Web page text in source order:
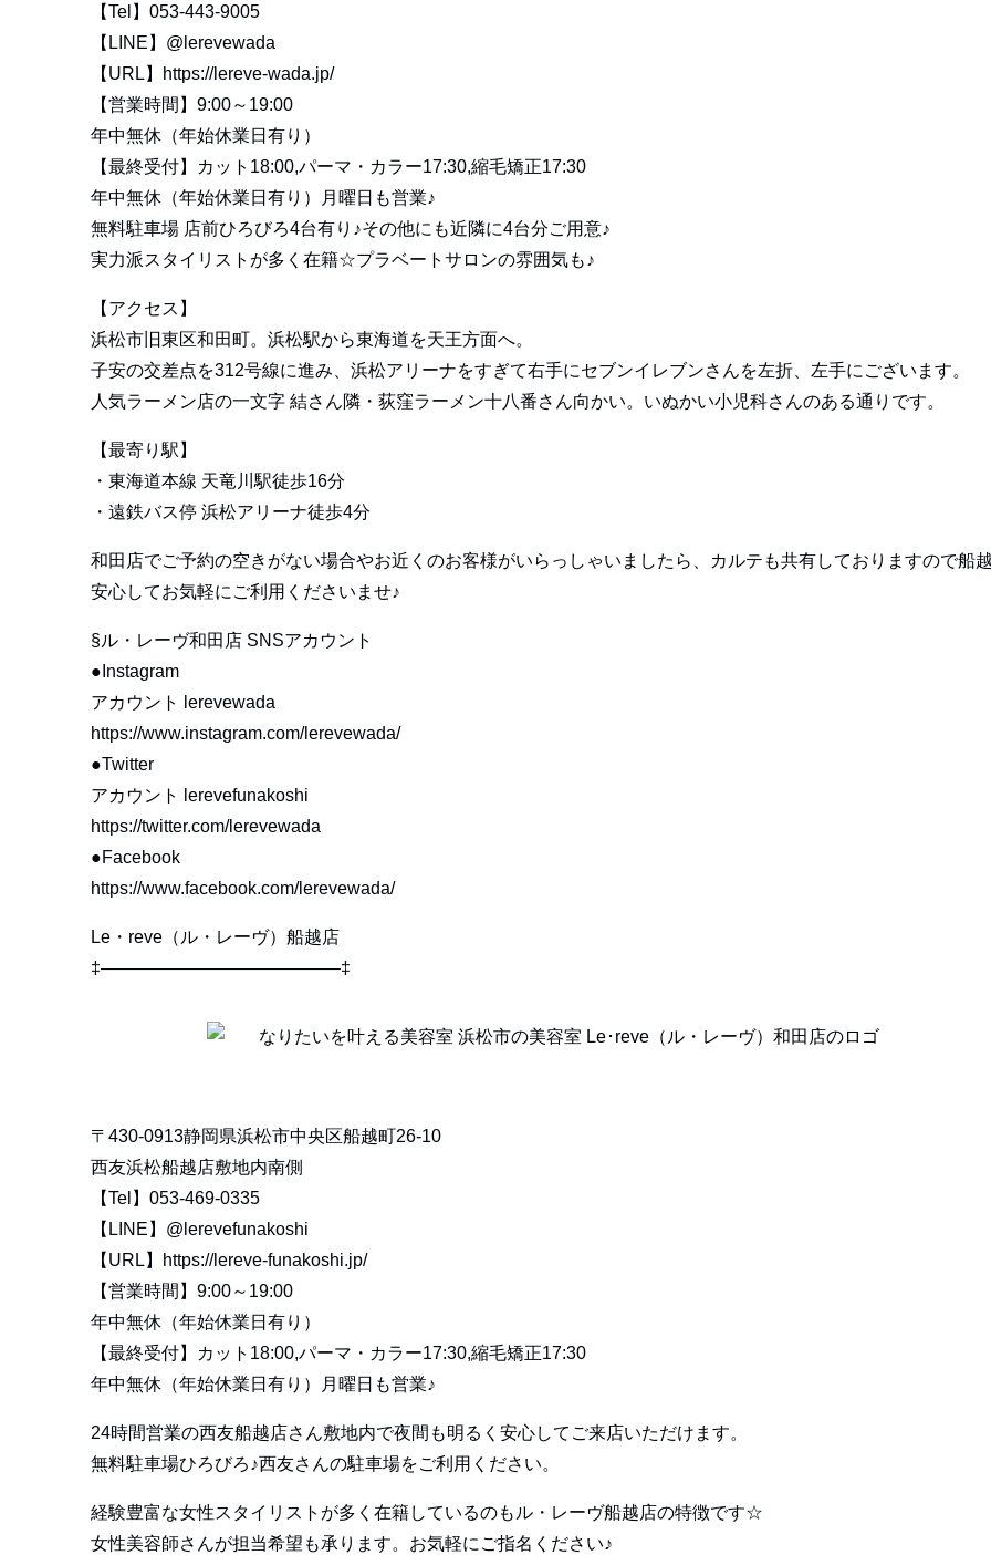
【Tel】053-443-9005
【LINE】 @lerevewada
【URL】
https://lereve-wada.jp/
【営業時間】9:00～19:00
年中無休（年始休業日有り）
【最終受付】カット18:00,パーマ・カラー17:30,縮毛矯正17:30
年中無休（年始休業日有り）月曜日も営業♪
無料駐車場 店前ひろびろ4台有り♪その他にも近隣に4台分ご用意♪
実力派スタイリストが多く在籍☆プラベートサロンの雰囲気も♪
【アクセス】
浜松市旧東区和田町。浜松駅から東海道を天王方面へ。
子安の交差点を312号線に進み、浜松アリーナをすぎて右手にセブンイレブンさんを左折、左手にございます。
人気ラーメン店の一文字 結さん隣・荻窪ラーメン十八番さん向かい。いぬかい小児科さんのある通りです。
【最寄り駅】
・東海道本線 天竜川駅徒歩16分
・遠鉄バス停 浜松アリーナ徒歩4分
和田店でご予約の空きがない場合やお近くのお客様がいらっしゃいましたら、カルテも共有しておりますので船
安心してお気軽にご利用くださいませ♪
§ル・レーヴ和田店 SNSアカウント
●Instagram
アカウント lerevewada
https://www.instagram.com/lerevewada/
●Twitter
アカウント lerevefunakoshi
https://twitter.com/lerevewada
●Facebook
https://www.facebook.com/lerevewada/
Le・reve（ル・レーヴ）船越店
‡—————————————–‡
〒430-0913静岡県浜松市中央区船越町26-10
西友浜松船越店敷地内南側
【Tel】053-469-0335
【LINE】 @lerevefunakoshi
【URL】
https://lereve-funakoshi.jp/
【営業時間】9:00～19:00
年中無休（年始休業日有り）
【最終受付】カット18:00,パーマ・カラー17:30,縮毛矯正17:30
年中無休（年始休業日有り）月曜日も営業♪
24時間営業の西友船越店さん敷地内で夜間も明るく安心してご来店いただけます。
無料駐車場ひろびろ♪西友さんの駐車場をご利用ください。
経験豊富な女性スタイリストが多く在籍しているのもル・レーヴ船越店の特徴です☆
女性美容師さんが担当希望も承ります。お気軽にご指名ください♪